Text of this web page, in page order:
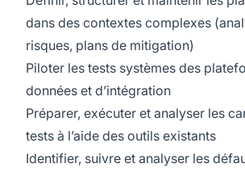
dans des contextes complexes
risques, plans de mitigation)
Piloter les tests systèmes des
données et d’intégration
Préparer, exécuter et analyser les
tests à l’aide des outils existants
Identifier, suivre et analyser les